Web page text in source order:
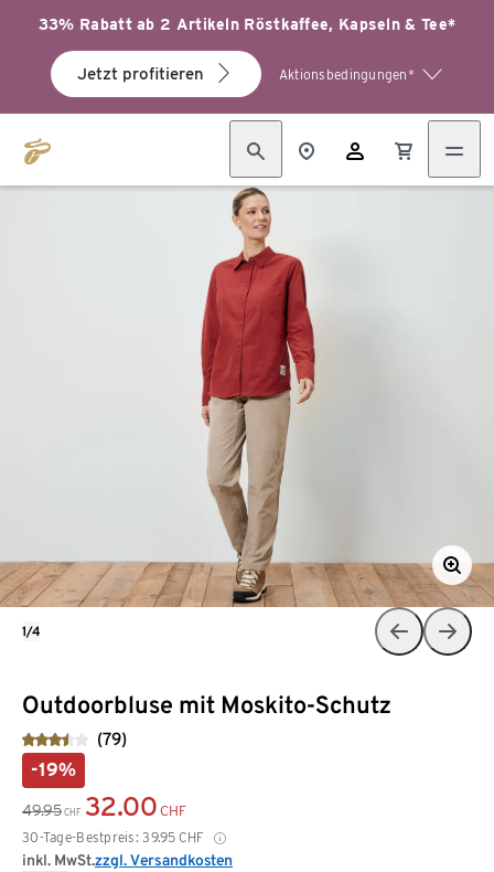
33% Rabatt ab 2 Artikeln Röstkaffee, Kapseln & Tee*
Jetzt profitieren Aktionsbedingungen*
Outdoorbluse mit Moskito-Schutz
(79)
-19%
49.95 CHF 32.00 CHF
30-Tage-Bestpreis: 39.95 CHF
inkl. MwSt.zzgl. Versandkosten
1/4